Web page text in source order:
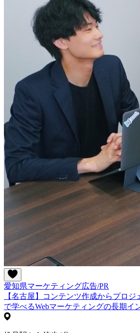
愛知県マーケティング広告/PR
【名古屋】コンテンツ作成からプロジ
で学べるWebマーケティングの長期イ